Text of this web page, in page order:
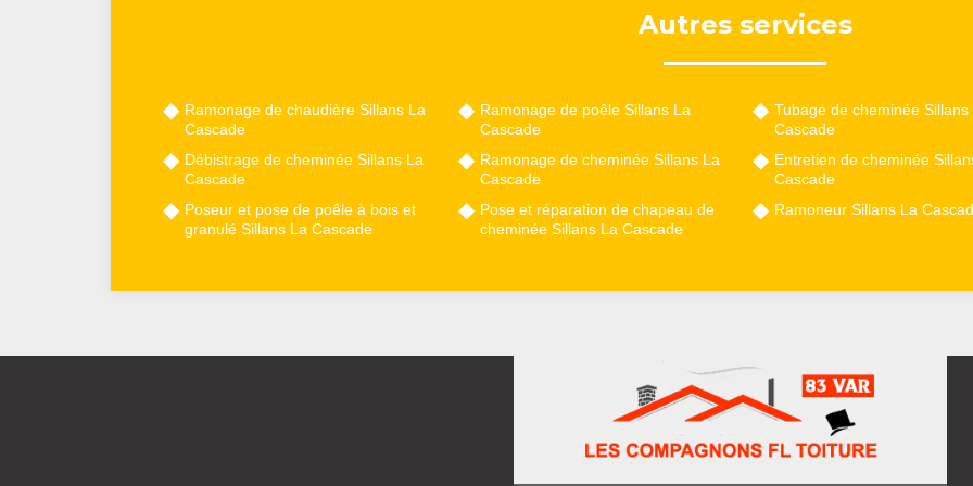
Autres services
Ramonage de chaudière Sillans La
Cascade
Débistrage de cheminée Sillans La
Cascade
Poseur et pose de poêle à bois et
granulé Sillans La Cascade
Ramonage de poêle Sillans La
Cascade
Ramonage de cheminée Sillans La
Cascade
Pose et réparation de chapeau de
cheminée Sillans La Cascade
Tubage de cheminée Sillans
Cascade
Entretien de cheminée
Cascade
Ramoneur Sillans La